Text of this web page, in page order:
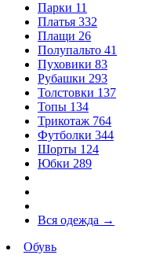
Парки 11
Платья 332
Плащи 26
Полупальто 41
Пуховики 83
Рубашки 293
Толстовки 137
Топы 134
Трикотаж 764
Футболки 344
Шорты 124
Юбки 289
Вся одежда →
Обувь